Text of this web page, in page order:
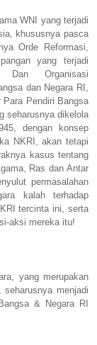
WNI yang terjadi
khususnya pasca
Orde Reformasi,
yang terjadi
Dan Organisasi
dan Negara RI,
Para Pendiri Bangsa
seharusnya dikelola
dengan konsep
NKRI, akan tetapi
kasus tentang
Ras dan Antar
permasalahan
kalah terhadap
tercinta ini, serta
aksi mereka itu!
yang merupakan
seharusnya menjadi
& Negara RI